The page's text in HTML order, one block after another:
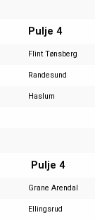
Pulje 4
Flint Tønsberg
Randesund
Haslum
Pulje 4
Grane Arendal
Ellingsrud